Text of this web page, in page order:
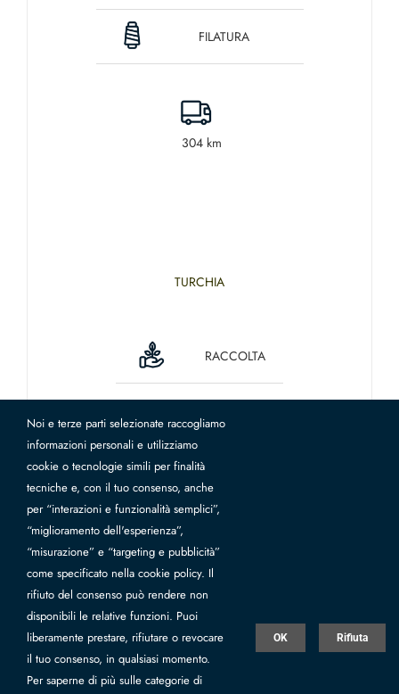
FILATURA
304 km
TURCHIA
RACCOLTA
2692 km
Noi e terze parti selezionate raccogliamo
informazioni personali e utilizziamo
cookie o tecnologie simili per finalità
tecniche e, con il tuo consenso, anche
per “interazioni e funzionalità semplici”,
“miglioramento dell'esperienza”,
“misurazione” e “targeting e pubblicità”
come specificato nella cookie policy. Il
rifiuto del consenso può rendere non
disponibili le relative funzioni. Puoi
liberamente prestare, rifiutare o revocare
il tuo consenso, in qualsiasi momento.
Per saperne di più sulle categorie di
OK Rifiuta